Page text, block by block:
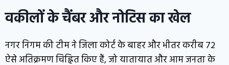
वकीलों के चैंबर और नोटिस का खेल
नगर निगम की टीम ने जिला कोर्ट के बाहर और भीतर करीब 72
ऐसे अतिक्रमण चिह्नित किए हैं, जो यातायात और आम जनता के